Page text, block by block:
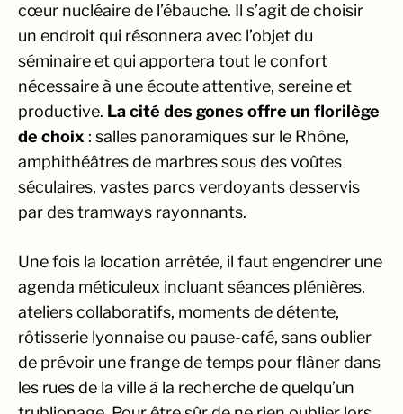
cœur nucléaire de l’ébauche. Il s’agit de choisir
un endroit qui résonnera avec l’objet du
séminaire et qui apportera tout le confort
nécessaire à une écoute attentive, sereine et
productive. La cité des gones offre un florilège
de choix : salles panoramiques sur le Rhône,
amphithéâtres de marbres sous des voûtes
séculaires, vastes parcs verdoyants desservis
par des tramways rayonnants.
Une fois la location arrêtée, il faut engendrer une
agenda méticuleux incluant séances plénières,
ateliers collaboratifs, moments de détente,
rôtisserie lyonnaise ou pause-café, sans oublier
de prévoir une frange de temps pour flâner dans
les rues de la ville à la recherche de quelqu’un